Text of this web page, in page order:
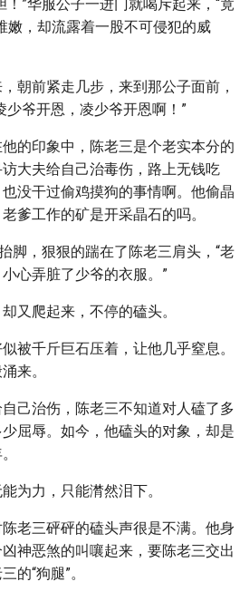
！”华服公子一进门就喝斥起来，“竟
嫩，却流露着一股不可侵犯的威
朝前紧走几步，来到那公子面前，
少爷开恩，凌少爷开恩啊！”
的印象中，陈老三是个老实本分的
大夫给自己治毒伤，路上无钱吃
没干过偷鸡摸狗的事情啊。他偷晶
爹工作的矿是开采晶石的吗。
脚，狠狠的踹在了陈老三肩头，“老
心弄脏了少爷的衣服。”
又爬起来，不停的磕头。
被千斤巨石压着，让他几乎窒息。
来。
己治伤，陈老三不知道对人磕了多
屈辱。如今，他磕头的对象，却是
为力，只能潸然泪下。
老三砰砰的磕头声很是不满。他身
神恶煞的叫嚷起来，要陈老三交出
的“狗腿”。